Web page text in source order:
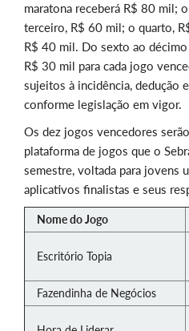
maratona receberá R$ 80 mil;
terceiro, R$ 60 mil; o quarto,
R$ 40 mil. Do sexto ao
R$ 30 mil para cada jogo
sujeitos à incidência, dedução
conforme legislação em vigor.
Os dez jogos vencedores
plataforma de jogos que o
semestre, voltada para jovens
aplicativos finalistas e seus
Nome do Jogo
Escritório Topia
Fazendinha de Negócios